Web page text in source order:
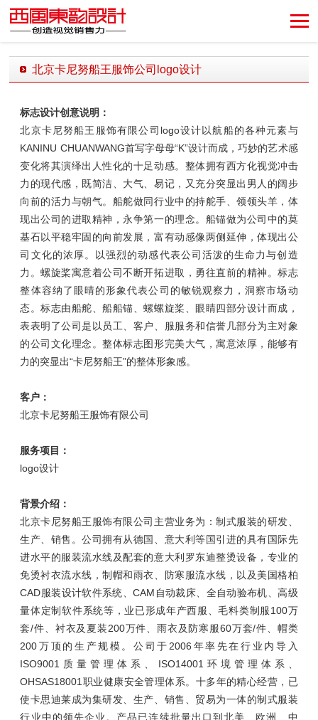
创造视觉销售力！
北京卡尼努船王服饰公司logo设计
标志设计创意说明：
北京卡尼努船王服饰有限公司logo设计以航船的各种元素与
KANINU CHUANWANG首写字母母“K”设计而成，巧妙的艺术感
变化将其演绎出人性化的十足动感。整体拥有西方化视觉冲击
力的现代感，既简洁、大气、易记，又充分突显出男人的阔步
向前的活力与朝气。船舵做同行业中的持舵手、领领头羊，体
现出公司的进取精神，永争第一的理念。船锚做为公司中的莫
基石以平稳牢固的向前发展，富有动感像两侧延伸，体现出公
司文化的浓厚。以强烈的动感代表公司活泼的生命力与创造
力。螺旋桨寓意着公司不断开拓进取，勇往直前的精神。标志
整体容纳了眼晴的形象代表公司的敏锐观察力，洞察市场动
态。标志由船舵、船船锚、螺螺旋桨、眼睛四部分设计而成，
表表明了公司是以员工、客户、服服务和信誉几部分为主对象
的公司文化理念。整体标志图形完美大气，寓意浓厚，能够有
力的突显出“卡尼努船王”的整体形象感。
客户：
北京卡尼努船王服饰有限公司
服务项目：
logo设计
背景介绍：
北京卡尼努船王服饰有限公司主营业务为：制式服装的研发、
生产、销售。公司拥有从德国、意大利等国引进的具有国际先
进水平的服装流水线及配套的意大利罗东迪整烫设备，专业的
免烫衬衣流水线，制帽和雨衣、防寒服流水线，以及美国格柏
CAD服装设计软件系统、CAM自动裁床、全自动验布机、高级
量体定制软件系统等，业已形成年产西服、毛料类制服100万
套/件、衬衣及夏装200万件、雨衣及防寒服60万套/件、帽类
200万顶的生产规模。公司于2006年率先在行业内导入
ISO9001质量管理体系、ISO14001环境管理体系、
OHSAS18001职业健康安全管理体系。十多年的精心经营，已
使卡思迪莱成为集研发、生产、销售、贸易为一体的制式服装
行业中的领先企业。产品已连续批量出口到北美、欧洲、中